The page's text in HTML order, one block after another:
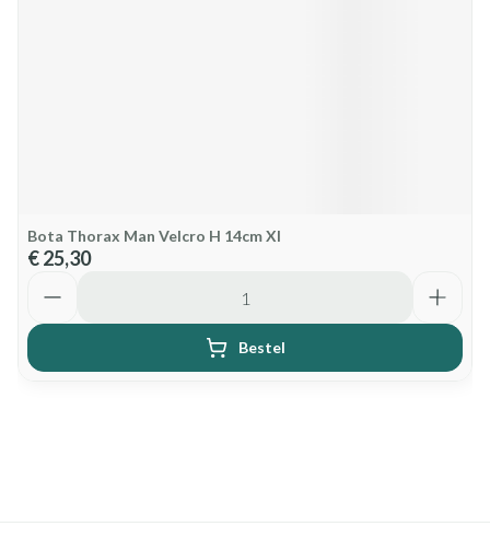
Bota Thorax Man Velcro H 14cm Xl
€ 25,30
Bestel